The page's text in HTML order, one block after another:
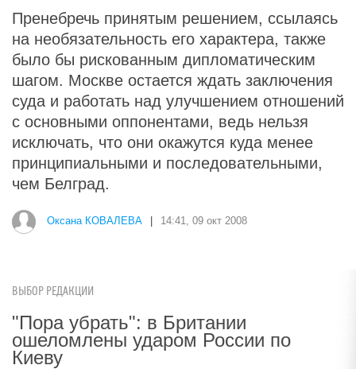
Пренебречь принятым решением, ссылаясь
на необязательность его характера, также
было бы рискованным дипломатическим
шагом. Москве остается ждать заключения
суда и работать над улучшением отношений
с основными оппонентами, ведь нельзя
исключать, что они окажутся куда менее
принципиальными и последовательными,
чем Белград.
Оксана КОВАЛЕВА 14:41, 09 окт 2008
ВЫБОР РЕДАКЦИИ
"Пора убрать": в Британии
ошеломлены ударом России по
Киеву